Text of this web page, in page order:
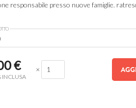
responsabile presso nuove famiglie.
€
INCLUSA
×